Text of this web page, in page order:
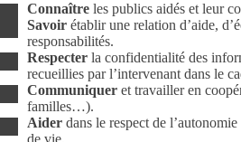
Connaître les publics aidés et leur
Savoir établir une relation d’aide,
responsabilités.
Respecter la confidentialité des
recueillies par l’intervenant dans le
Communiquer et travailler en
familles…).
Aider dans le respect de